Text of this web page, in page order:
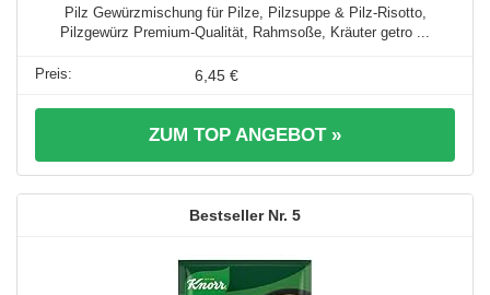
Pilz Gewürzmischung für Pilze, Pilzsuppe & Pilz-Risotto,
Pilzgewürz Premium-Qualität, Rahmsoße, Kräuter getro ...
6,45 €
ZUM TOP ANGEBOT »
5